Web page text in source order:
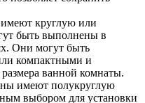
круглую или
быть выполнены в
Они могут быть
компактными и
ванной комнаты.
имеют полукруглую
выбором для установки